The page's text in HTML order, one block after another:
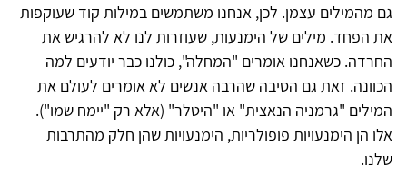
גם מהמילים עצמן. לכן, אנחנו משתמשים במילות קוד שעוקפות
את הפחד. מילים של הימנעות, שעוזרות לנו לא להרגיש את
החרדה. כשאנחנו אומרים "המחלה", כולנו כבר יודעים למה
הכוונה. זאת גם הסיבה שהרבה אנשים לא אומרים לעולם את
המילים "גרמניה הנאצית" או "היטלר" (אלא רק "יימח שמו").
אלו הן הימנעויות פופולריות, הימנעויות שהן חלק מהתרבות
שלנו.